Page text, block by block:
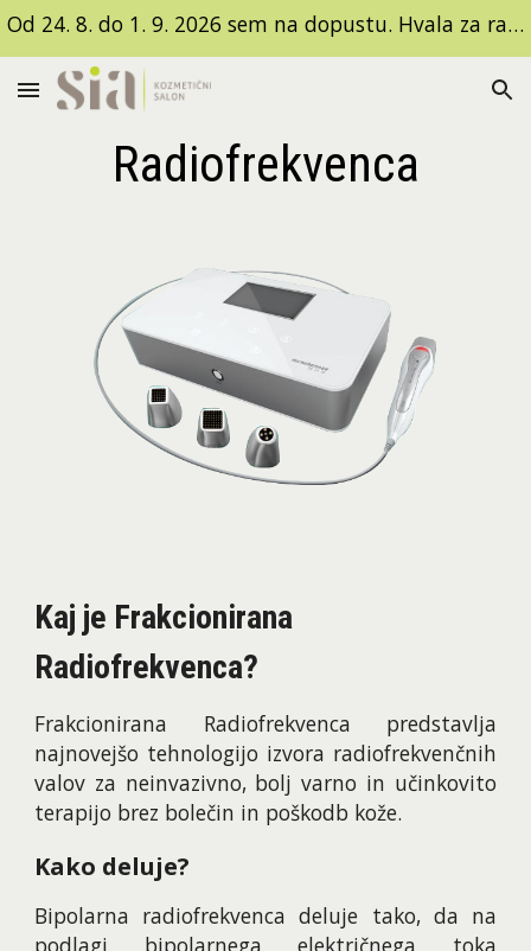
Od 24. 8. do 1. 9. 2026 sem na dopustu. Hvala za razumevanje in prijetne poletne dni!
Radiofrekvenca
Kaj je Frakcionirana
Radiofrekvenca?
Frakcionirana Radiofrekvenca predstavlja
najnovejšo tehnologijo izvora radiofrekvenčnih
valov za neinvazivno, bolj varno in učinkovito
terapijo brez bolečin in poškodb kože.
Kako deluje?
Bipolarna radiofrekvenca deluje tako, da na
podlagi bipolarnega električnega toka